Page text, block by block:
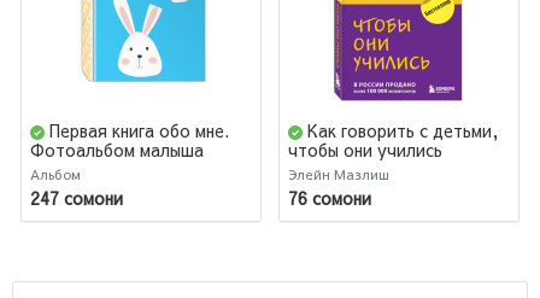
Первая книга обо мне.
Фотоальбом малыша
Альбом
247 сомони
Как говорить с детьми,
чтобы они учились
Элейн Мазлиш
76 сомони